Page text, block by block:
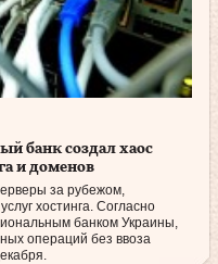
банк создал хаос
и доменов
за рубежом,
хостинга. Согласно
банком Украины,
операций без ввоза